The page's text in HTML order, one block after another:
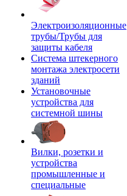
Электроизоляционные
трубы/Трубы для
защиты кабеля
Система штекерного
монтажа электросети
зданий
Установочные
устройства для
системной шины
Вилки, розетки и
устройства
промышленные и
специальные